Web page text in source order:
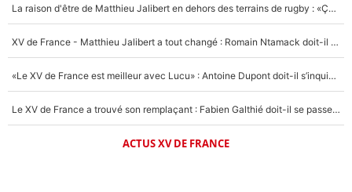
La raison d'être de Matthieu Jalibert en dehors des terrains de rugby : «Ça m'atteint autant que si tu touches à un membre de ma famille»
XV de France - Matthieu Jalibert a tout changé : Romain Ntamack doit-il s’inquiéter pour sa place à un an de la Coupe du monde ?
«Le XV de France est meilleur avec Lucu» : Antoine Dupont doit-il s’inquiéter pour sa place ?
Le XV de France a trouvé son remplaçant : Fabien Galthié doit-il se passer d'Antoine Dupont ?
ACTUS XV DE FRANCE